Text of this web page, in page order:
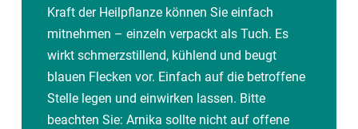
Kraft der Heilpflanze können Sie einfach
mitnehmen – einzeln verpackt als Tuch. Es
wirkt schmerzstillend, kühlend und beugt
blauen Flecken vor. Einfach auf die betroffene
Stelle legen und einwirken lassen. Bitte
beachten Sie: Arnika sollte nicht auf offene